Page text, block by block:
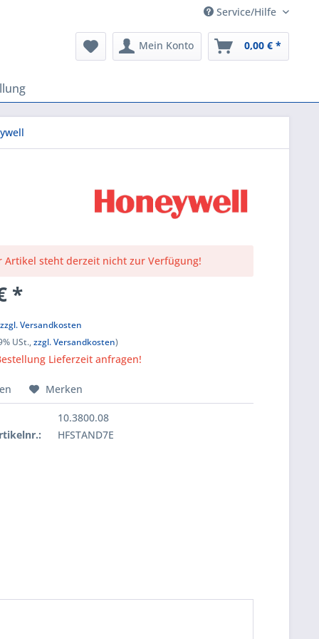
Service/Hilfe
Mein Konto 0,00 € *
Artikel steht derzeit nicht zur Verfügung!
*
zzgl. Versandkosten
USt.,zzgl. Versandkosten)
Lieferzeit anfragen!
Merken
10.3800.08
HFSTAND7E